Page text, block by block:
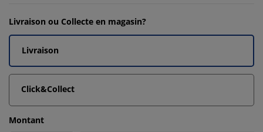
Livraison ou Collecte en magasin?
Livraison
Click&Collect
Montant